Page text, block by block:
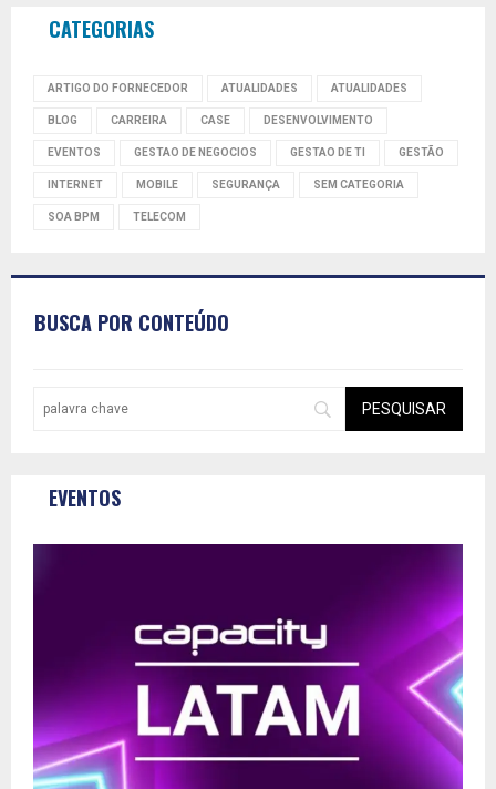
CATEGORIAS
ARTIGO DO FORNECEDOR ATUALIDADES ATUALIDADES
BLOG CARREIRA CASE DESENVOLVIMENTO
EVENTOS GESTAO DE NEGOCIOS GESTAO DE TI GESTÃO
INTERNET MOBILE SEGURANÇA SEM CATEGORIA
SOA BPM TELECOM
BUSCA POR CONTEÚDO
EVENTOS